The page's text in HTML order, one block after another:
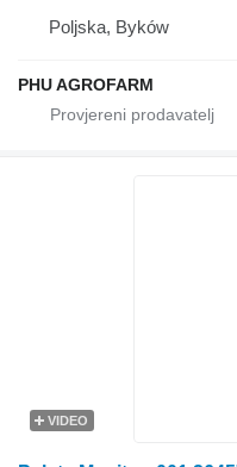
Poljska, Byków
PHU AGROFARM
VIDEO